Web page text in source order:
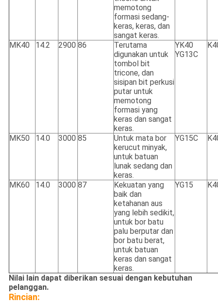
memotong
formasi sedang-
keras, keras, dan
sangat keras.
MK40 14.2 2900 86
Terutama
digunakan untuk
tombol bit
tricone, dan
sisipan bit perkusi
putar untuk
memotong
formasi yang
keras dan sangat
keras.
YK40
YG13C
MK50 14.0 3000 85
Untuk mata bor
kerucut minyak,
untuk batuan
lunak sedang dan
keras.
YG15C
MK60 14.0 3000 87
Kekuatan yang
baik dan
ketahanan aus
yang lebih sedikit,
untuk bor batu
palu berputar dan
bor batu berat,
untuk batuan
keras dan sangat
keras.
YG15
Nilai lain dapat diberikan sesuai dengan kebutuhan
pelanggan.
Rincian: